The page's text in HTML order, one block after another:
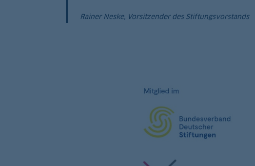
Rainer Neske, Vorsitzender des Stiftungsvorstands